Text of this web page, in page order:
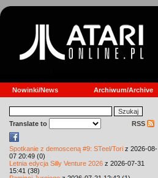
Nowinki/News Archiwum/Archive
Translate to RSS
Spotkanie z demosceną #9: STeel/Tori z 2026-08-
07 20:49 (0)
Letnia edycja Silly Venture 2026 z 2026-07-31
15:41 (38)